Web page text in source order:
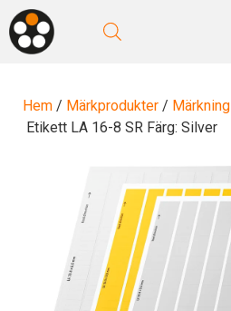
Hoppa
till
innehåll
Hem / Märkprodukter / Märkning
Etikett LA 16-8 SR Färg: Silver